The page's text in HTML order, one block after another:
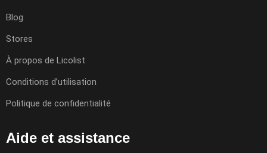
Blog
Stores
À propos de Licolist
Conditions d’utilisation
Politique de confidentialité
Aide et assistance